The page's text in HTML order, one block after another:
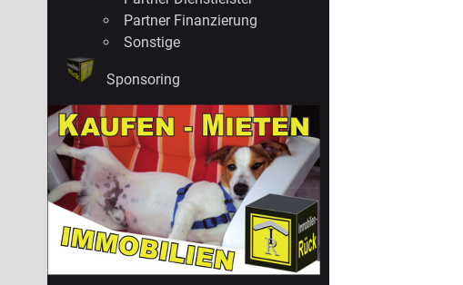
Partner Finanzierung
Sonstige
Sponsoring